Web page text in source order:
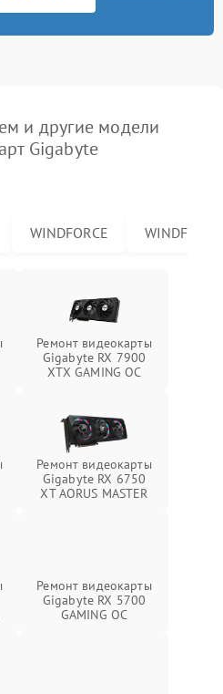
и другие модели
Gigabyte
WINDFORCE
Ремонт видеокарты
Gigabyte RX 7900
XTX GAMING OC
Ремонт видеокарты
Gigabyte RX 6750
XT AORUS MASTER
Ремонт видеокарты
Gigabyte RX 5700
GAMING OC